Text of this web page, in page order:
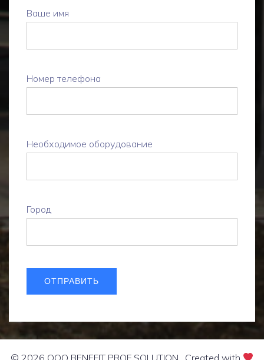
Ваше имя
Номер телефона
Необходимое оборудование
Город
© 2026 OOO BENEFIT PROF SOLUTION . Created with